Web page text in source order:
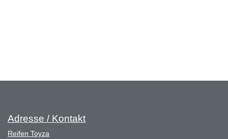
Adresse / Kontakt
Reifen Toyza